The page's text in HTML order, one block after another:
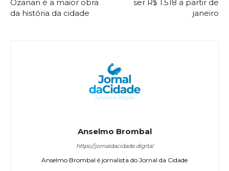
Ozanan é a maior obra
da história da cidade
ser R$ 1.518 a partir de
janeiro
Anselmo Brombal
https://jornaldacidade.digital
Anselmo Brombal é jornalista do Jornal da Cidade